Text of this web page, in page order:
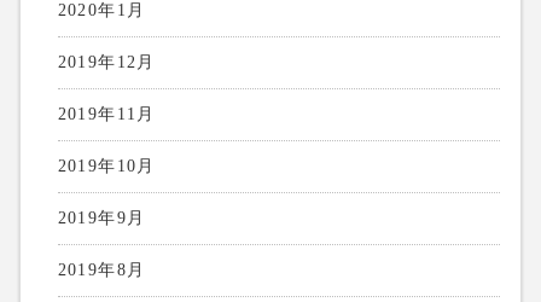
2020年1月
2019年12月
2019年11月
2019年10月
2019年9月
2019年8月